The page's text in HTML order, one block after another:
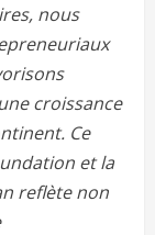
nous
croissance
Ce
et la
reflète non